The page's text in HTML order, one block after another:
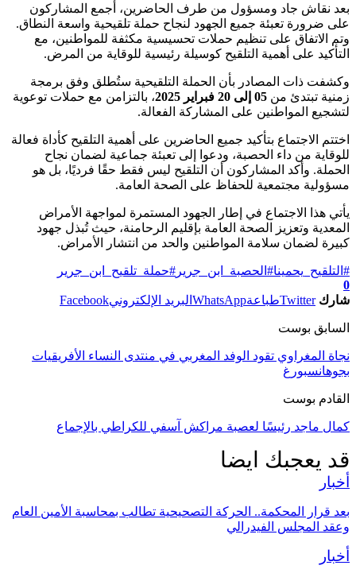
بعد نقاش جاد ومسؤول من طرف الحاضرين، أجمع المشاركون
على ضرورة تعبئة جميع الجهود لنجاح حملة تلقيحية واسعة النطاق.
وتم الاتفاق على تنظيم حملات تحسيسية مكثفة للمواطنين، مع
التأكيد على أهمية التلقيح كوسيلة رئيسية للوقاية من المرض.
وكشفت ذات المصادر بأن الحملة التلقيحية ستُطلق وفق برمجة
زمنية تبتدئ من 05 إلى 20 فبراير 2025
، بالتزامن مع حملات توعوية
لتشجيع المواطنين على المشاركة الفعالة.
اختتم الاجتماع بتأكيد جميع الحاضرين على أهمية التلقيح كأداة فعالة
للوقاية من داء الحصبة، ودعوا إلى تعبئة جماعية لضمان نجاح
الحملة. وأكد المشاركون أن التلقيح ليس فقط حقًا فرديًا، بل هو
مسؤولية مجتمعية للحفاظ على الصحة العامة.
يأتي هذا الاجتماع في إطار الجهود المستمرة لمواجهة الأمراض
المعدية وتعزيز الصحة العامة بإقليم الرحامنة، حيث تُبذل جهود
كبيرة لضمان سلامة المواطنين والحد من انتشار الأمراض.
#التلقيح_يحمينا#الحصبة_ابن_جرير #حملة_تلقيح_ابن_جرير
0
شارك TwitterطباعةWhatsApp البريد الإلكترونيFacebook
السابق بوست
نجاة المغراوي تقود الوفد المغربي في منتدى النساء الأفريقيات
بجوهانسبورغ
القادم بوست
كمال ماجد رئيسًا لعصبة مراكش آسفي للكراطي بالإجماع
قد يعجبك ايضا
أخبار
بعد قرار المحكمة.. الحركة التصحيحية تطالب بمحاسبة الأمين العام
وعقد المجلس الفيدرالي
أخبار